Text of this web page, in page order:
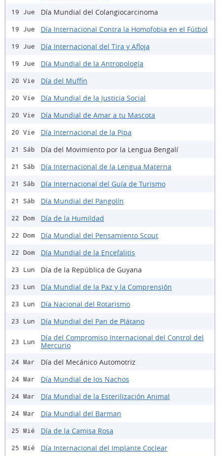
19 Jue Día Mundial del Colangiocarcinoma
19 Jue Día Internacional Contra la Homofobia en el Fútbol
19 Jue Día Internacional del Tira y Afloja
19 Jue Día Mundial de la Antropología
20 Vie Día del Muffin
20 Vie Día Mundial de la Justicia Social
20 Vie Día Mundial de Amar a tu Mascota
20 Vie Día Internacional de la Pipa
21 Sáb Día del Movimiento por la Lengua Bengalí
21 Sáb Día Internacional de la Lengua Materna
21 Sáb Día Internacional del Guía de Turismo
21 Sáb Día Mundial del Pangolín
22 Dom Día de la Humildad
22 Dom Día Mundial del Pensamiento Scout
22 Dom Día Mundial de la Encefalitis
23 Lun Día de la República de Guyana
23 Lun Día Mundial de la Paz y la Comprensión
23 Lun Día Nacional del Rotarismo
23 Lun Día Mundial del Pan de Plátano
23 Lun
Día del Compromiso Internacional del Control del
Mercurio
24 Mar Día del Mecánico Automotriz
24 Mar Día Mundial de los Nachos
24 Mar Día Mundial de la Esterilización Animal
24 Mar Día Mundial del Barman
25 Mié Día de la Camisa Rosa
25 Mié Día Internacional del Implante Coclear